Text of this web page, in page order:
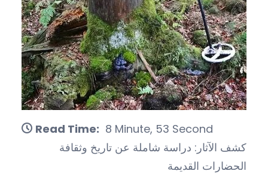
Read Time: 8 Minute, 53 Second
كشف الآثار: دراسة شاملة عن تاريخ وثقافة
الحضارات القديمة